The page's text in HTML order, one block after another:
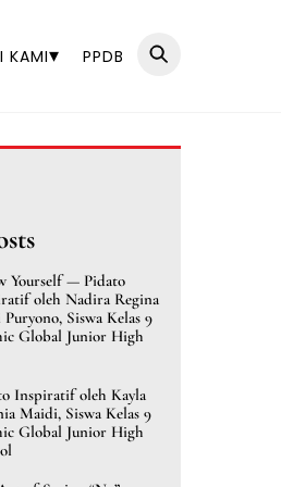
KAMI▾ PPDB
Yourself — Pidato
oleh Nadira Regina
Siswa Kelas 9
Global Junior High
Inspiratif oleh Kayla
Maidi, Siswa Kelas 9
Global Junior High